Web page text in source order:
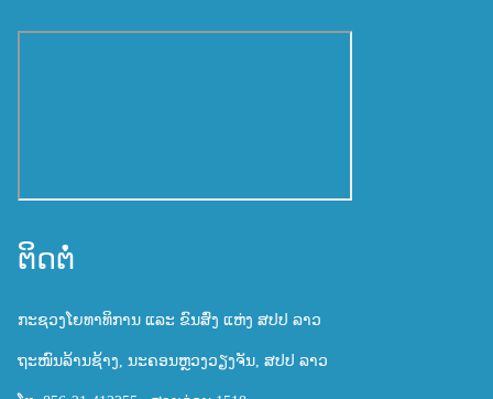
ຕິດຕໍ່
ກະຊວງໂຍທາທິການ ແລະ ຂົນສົ່ງ ແຫ່ງ ສປປ ລາວ
ຖະໜົນລ້ານຊ້າງ, ນະຄອນຫຼວງວຽງຈັນ, ສປປ ລາວ